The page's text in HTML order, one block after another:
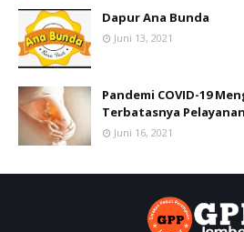
Dapur Ana Bunda
Juni 13, 2021
Pandemi COVID-19
Terbatasnya
Juni 16, 2021